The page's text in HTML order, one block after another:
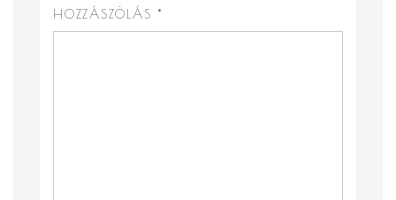
HOZZÁSZÓLÁS *